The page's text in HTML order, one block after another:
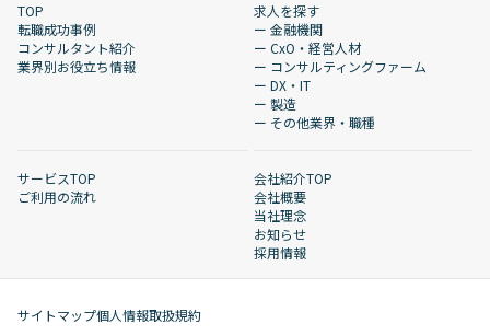
TOP
転職成功事例
コンサルタント紹介
業界別お役立ち情報
求人を探す
ー 金融機関
ー CxO・経営人材
ー コンサルティングファーム
ー DX・IT
ー 製造
ー その他業界・職種
サービスTOP
ご利用の流れ
会社紹介TOP
会社概要
当社理念
お知らせ
採用情報
サイトマップ個人情報取扱規約